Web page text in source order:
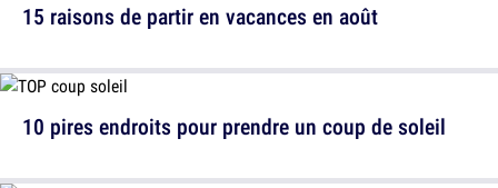
15 raisons de partir en vacances en août
10 pires endroits pour prendre un coup de soleil